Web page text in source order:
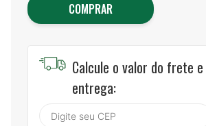
COMPRAR
Calcule o valor do frete
entrega: